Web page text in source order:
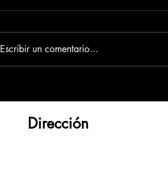
Escribir un comentario...
Dirección